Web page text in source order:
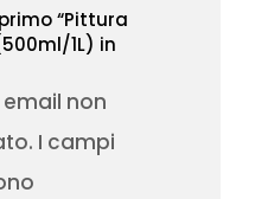
“Pittura
1L) in
email non
I campi